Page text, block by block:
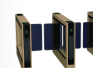
LED лента